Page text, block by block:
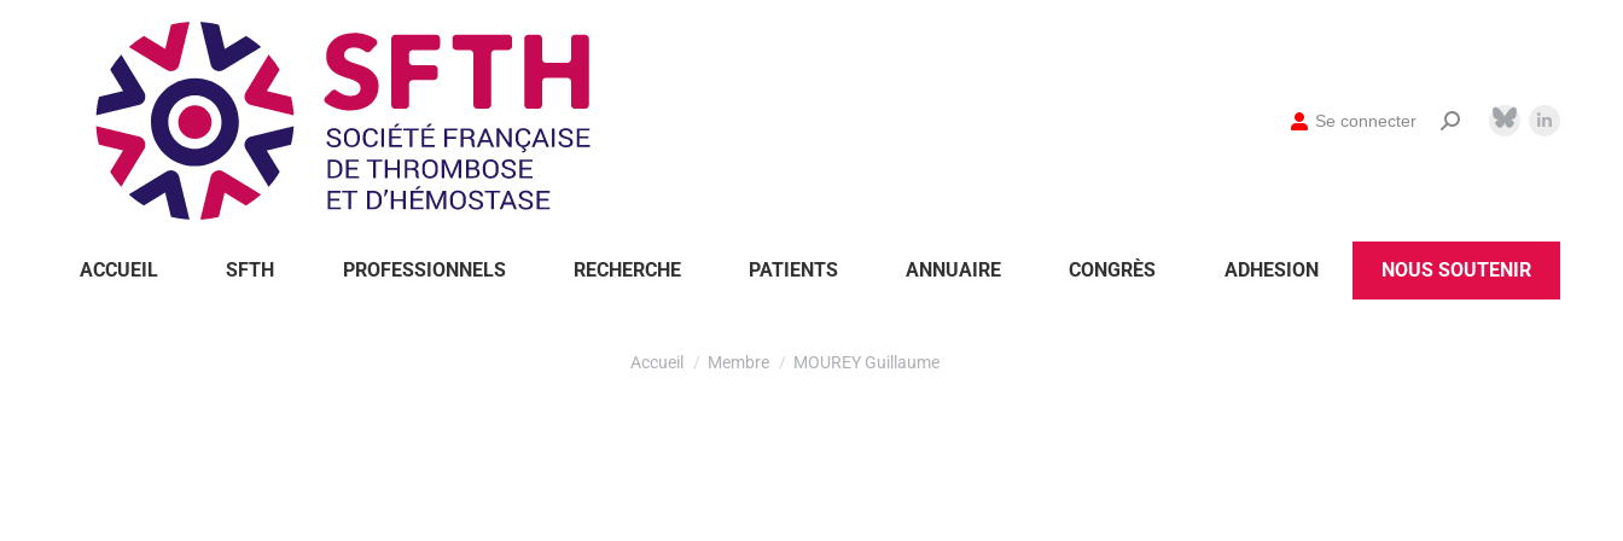
Se connecter
ACCUEIL SFTH PROFESSIONNELS RECHERCHE PATIENTS ANNUAIRE CONGRÈS ADHESION NOUS SOUTENIR
Accueil Membre MOUREY Guillaume